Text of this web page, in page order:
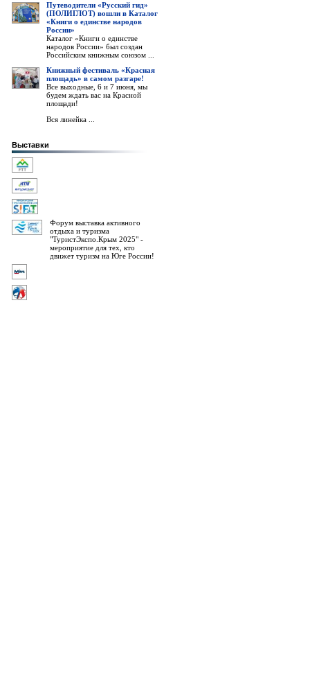
Путеводители «Русский гид»
(ПОЛИГЛОТ) вошли в Каталог
«Книги о единстве народов
России»
Каталог «Книги о единстве
народов России» был создан
Российским книжным союзом ...
Книжный фестиваль «Красная
площадь» в самом разгаре!
Все выходные, 6 и 7 июня, мы
будем ждать вас на Красной
площади!
Вся линейка ...
Выставки
Форум выставка активного
отдыха и туризма
"ТуристЭкспо.Крым 2025" -
мероприятие для тех, кто
движет туризм на Юге России!